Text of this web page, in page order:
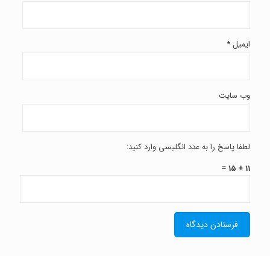
ایمیل *
وب‌ سایت
لطفا پاسخ را به عدد انگلیسی وارد کنید:
11 + 15 =